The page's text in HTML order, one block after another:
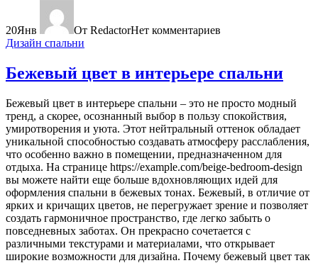
20Янв От RedactorНет комментариев
Дизайн спальни
Бежевый цвет в интерьере спальни
Бежевый цвет в интерьере спальни – это не просто модный
тренд, а скорее, осознанный выбор в пользу спокойствия,
умиротворения и уюта. Этот нейтральный оттенок обладает
уникальной способностью создавать атмосферу расслабления,
что особенно важно в помещении, предназначенном для
отдыха. На странице https://example.com/beige-bedroom-design
вы можете найти еще больше вдохновляющих идей для
оформления спальни в бежевых тонах. Бежевый, в отличие от
ярких и кричащих цветов, не перегружает зрение и позволяет
создать гармоничное пространство, где легко забыть о
повседневных заботах. Он прекрасно сочетается с
различными текстурами и материалами, что открывает
широкие возможности для дизайна. Почему бежевый цвет так